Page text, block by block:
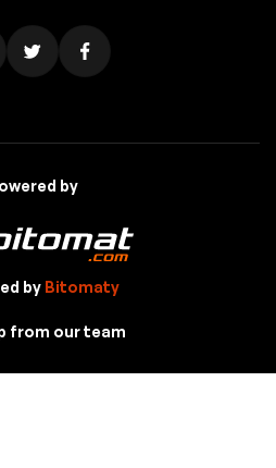
by
by Bitomaty
from our team